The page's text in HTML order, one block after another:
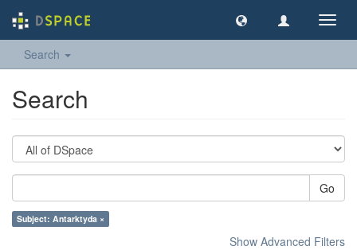
Search
Search
Go
Subject: Antarktyda ×
Show Advanced Filters